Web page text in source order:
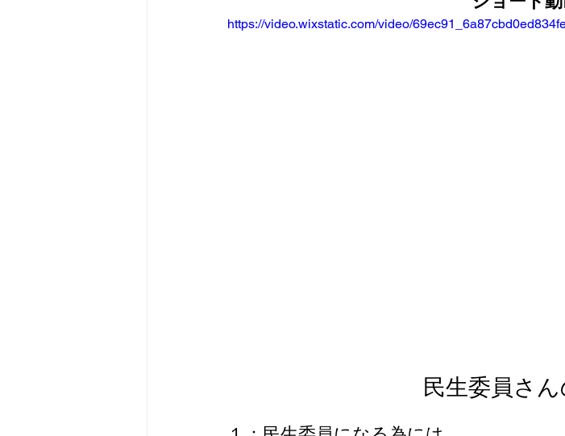
https://video.wixstatic.com/video/
民生委員さ